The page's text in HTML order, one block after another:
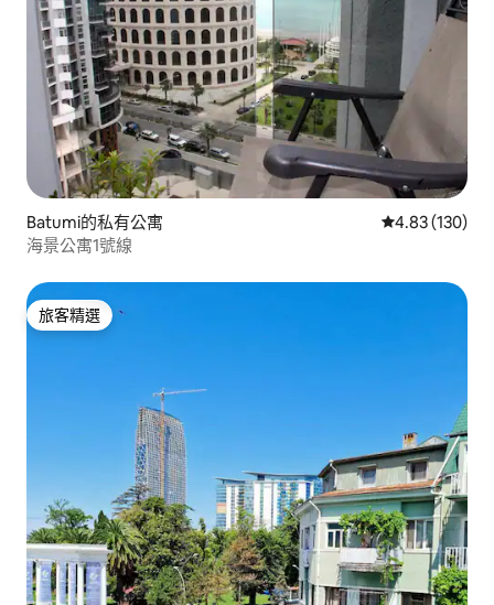
Batumi的私有公寓 從 130 則評價
4.83 (130)
海景公寓1號線
旅客精選
旅客精選